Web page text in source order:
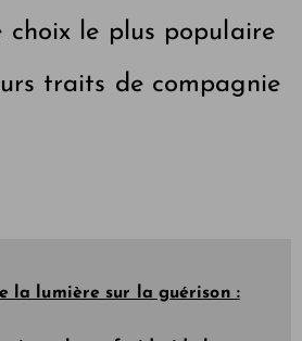
choix le plus populaire
traits de compagnie
la lumière sur la guérison :